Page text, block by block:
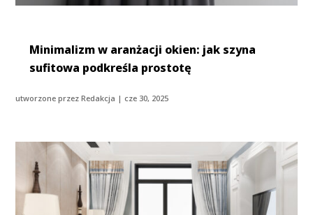
Minimalizm w aranżacji okien: jak szyna
sufitowa podkreśla prostotę
utworzone przezRedakcja | cze 30, 2025